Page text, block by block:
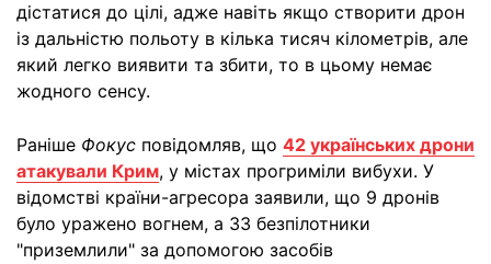
дістатися до цілі, адже навіть якщо створити дрон
із дальністю польоту в кілька тисяч кілометрів, але
який легко виявити та збити, то в цьому немає
жодного сенсу.
Раніше Фокус повідомляв, що 42 українських дрони
атакували Крим, у містах прогриміли вибухи. У
відомстві країни-агресора заявили, що 9 дронів
було уражено вогнем, а 33 безпілотники
"приземлили" за допомогою засобів